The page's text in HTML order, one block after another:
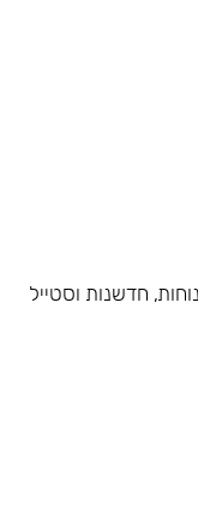
חדשנות וסטייל